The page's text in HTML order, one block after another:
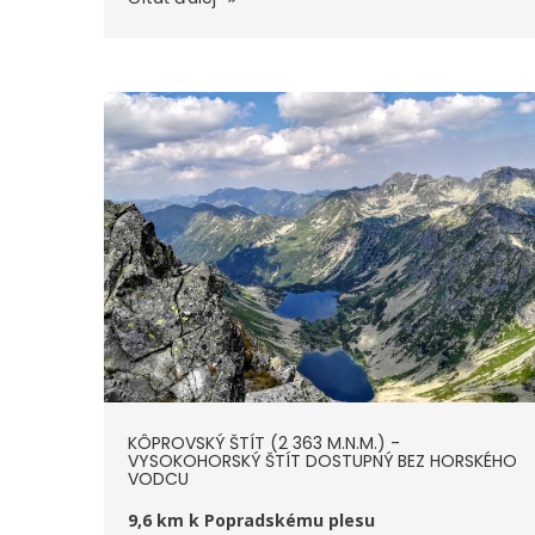
KÔPROVSKÝ ŠTÍT (2 363 M.N.M.) -
VYSOKOHORSKÝ ŠTÍT DOSTUPNÝ BEZ HORSKÉHO
VODCU
9,6 km k Popradskému plesu